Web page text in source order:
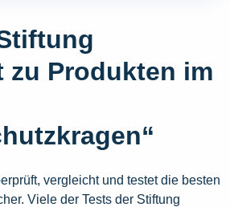
zu Produkten im
vergleicht und testet die besten
Viele der Tests der Stiftung